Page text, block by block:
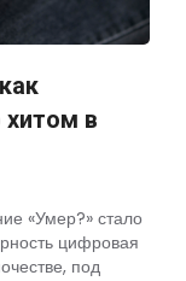
хитом в
«Умер?» стало
цифровая
под